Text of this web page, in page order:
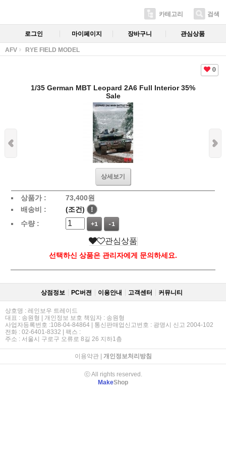
카테고리 검색
로그인 마이페이지 장바구니 관심상품
AFV RYE FIELD MODEL
0
1/35 German MBT Leopard 2A6 Full Interior 35%
Sale
상세보기
상품가 : 73,400원
배송비 :
(조건)
!
수량 :
+1 -1
관심상품
선택하신 상품은 관리자에게 문의하세요.
상점정보 PC버젼 이용안내 고객센터 커뮤니티
상호명 : 레인보우 트레이드
대표 : 송원형 | 개인정보 보호 책임자 : 송원형
사업자등록번호 :108-04-84864 | 통신판매업신고번호 : 광명시 신고 2004-102
전화 : 02-6401-8332 | 팩스 :
주소 : 서울시 구로구 오류로 8길 26 지하1층
이용약관| 개인정보처리방침
ⓒ All rights reserved.
MakeShop